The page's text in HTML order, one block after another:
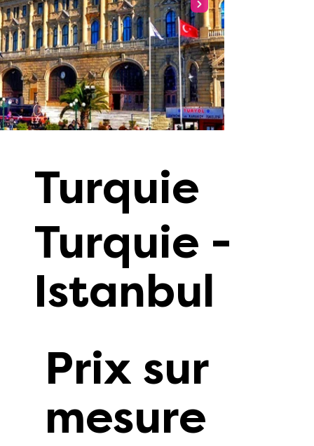
Turquie
Turquie -
Istanbul
Prix sur
mesure